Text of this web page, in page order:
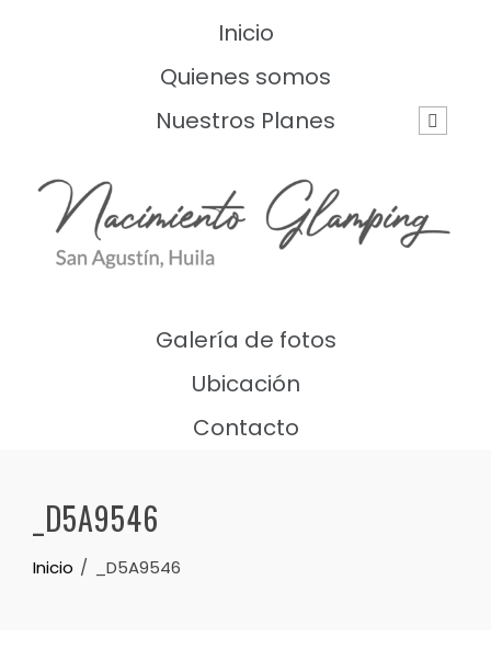
Inicio
Quienes somos
Nuestros Planes
Galería de fotos
Ubicación
Contacto
_D5A9546
Inicio _D5A9546